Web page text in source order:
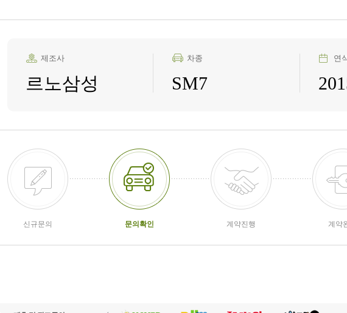
제조사
르노삼성
차종
SM7
연
신규문의 문의확인 계약진행 계약